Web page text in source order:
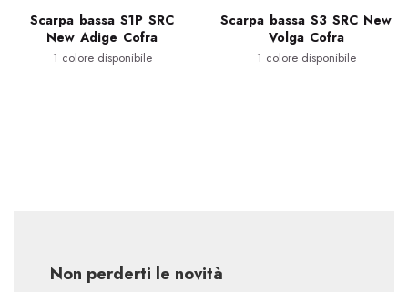
Scarpa bassa S1P SRC
New Adige Cofra
1 colore disponibile
Scarpa bassa S3 SRC New
Volga Cofra
1 colore disponibile
Non perderti le novità